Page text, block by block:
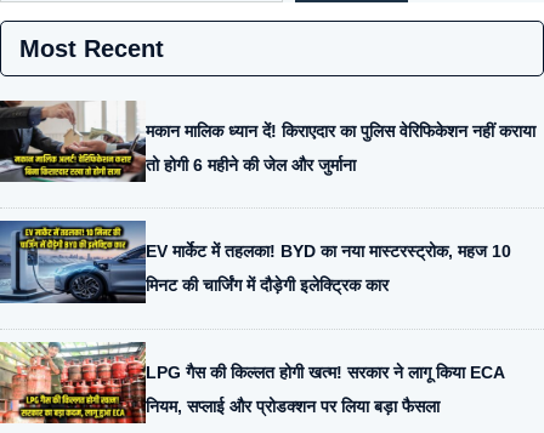
Most Recent
मकान मालिक ध्यान दें! किराएदार का पुलिस वेरिफिकेशन नहीं कराया
तो होगी 6 महीने की जेल और जुर्माना
EV मार्केट में तहलका! BYD का नया मास्टरस्ट्रोक, महज 10
मिनट की चार्जिंग में दौड़ेगी इलेक्ट्रिक कार
LPG गैस की किल्लत होगी खत्म! सरकार ने लागू किया ECA
नियम, सप्लाई और प्रोडक्शन पर लिया बड़ा फैसला